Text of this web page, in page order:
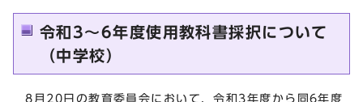
令和3～6年度使用教科書採択について
（中学校）
8月20日の教育委員会において，令和3年度から同6年度